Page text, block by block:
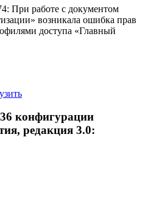
При работе с документом
возникала ошибка прав
доступа «Главный
конфигурации
редакция 3.0: